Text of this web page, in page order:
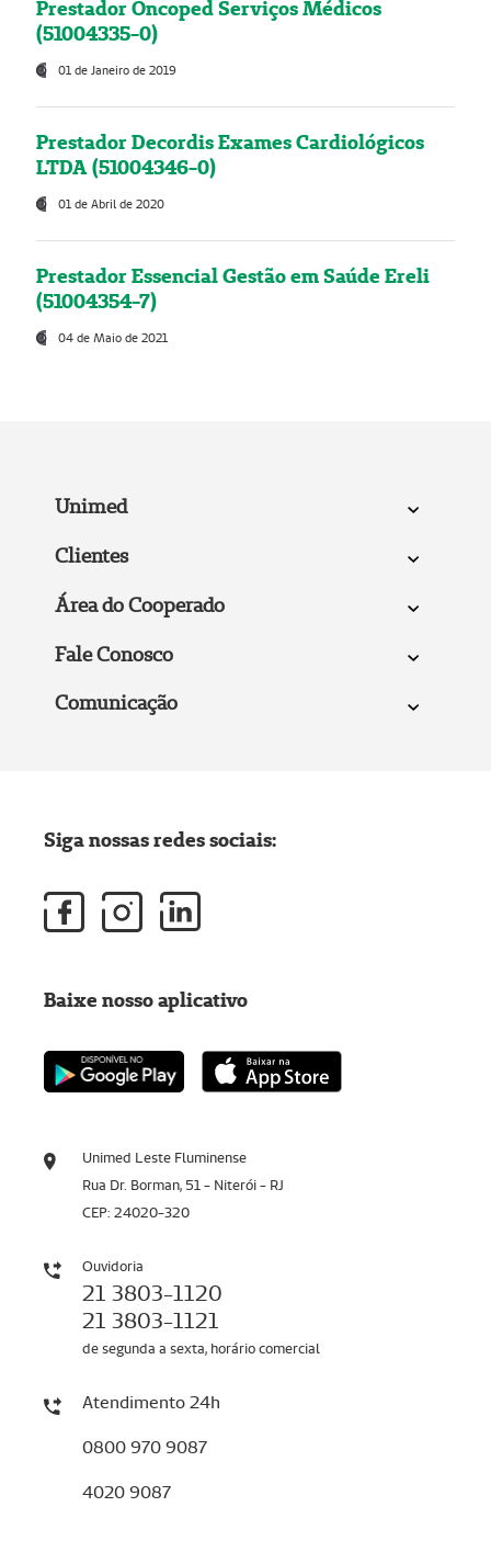
Prestador Oncoped Serviços Médicos
(51004335-0)
01 de Janeiro de 2019
Prestador Decordis Exames Cardiológicos
LTDA (51004346-0)
01 de Abril de 2020
Prestador Essencial Gestão em Saúde Ereli
(51004354-7)
04 de Maio de 2021
Unimed
Clientes
Área do Cooperado
Fale Conosco
Comunicação
Unimed Leste Fluminense
Rua Dr. Borman, 51 - Niterói - RJ
CEP: 24020-320
Ouvidoria
21 3803-1120
21 3803-1121
de segunda a sexta, horário comercial
Atendimento 24h
0800 970 9087
4020 9087
Siga nossas redes sociais:
Baixe nosso aplicativo